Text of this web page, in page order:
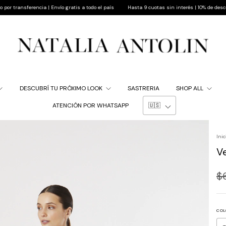
| Envío gratis a todo el país Hasta 9 cuotas sin interés | 10% de descuento
DESCUBRÍ TU PRÓXIMO LOOK SASTRERIA SHOP ALL
ATENCIÓN POR WHATSAPP